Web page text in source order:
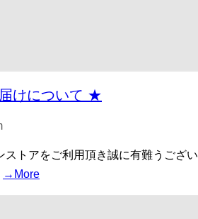
けについて ★
ストアをご利用頂き誠に有難うござい
→More